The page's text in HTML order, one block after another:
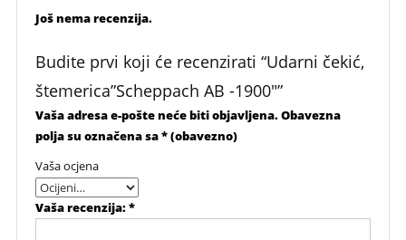
Još nema recenzija.
Budite prvi koji će recenzirati “Udarni čekić,
štemerica”Scheppach AB -1900″”
Vaša adresa e-pošte neće biti objavljena.Obavezna
polja su označena sa* (obavezno)
Vaša ocjena
Vaša recenzija:*